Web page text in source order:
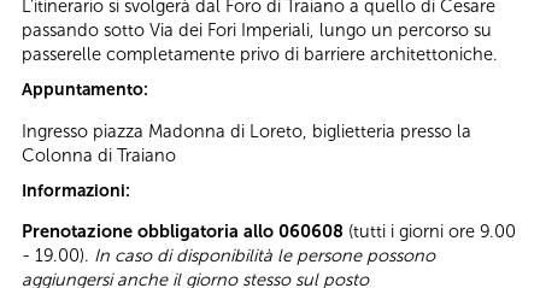
L’itinerario si svolgerà dal Foro di Traiano a quello di Cesare
passando sotto Via dei Fori Imperiali, lungo un percorso su
passerelle completamente privo di barriere architettoniche.
Appuntamento:
Ingresso piazza Madonna di Loreto, biglietteria presso la
Colonna di Traiano
Informazioni:
Prenotazione obbligatoria allo 060608 (tutti i giorni ore 9.00
- 19.00). In caso di disponibilità le persone possono
aggiungersi anche il giorno stesso sul posto